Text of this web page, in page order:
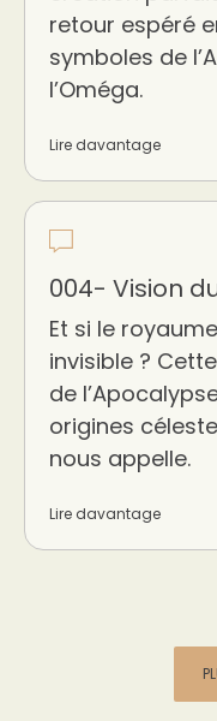
retour espéré
symboles de
l’Oméga.
Lire davantage
004- Vision
Et si le
invisible ?
de
origines
nous appelle.
Lire davantage